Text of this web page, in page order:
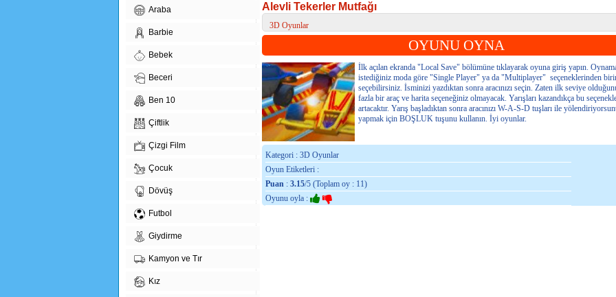
Araba
Barbie
Bebek
Beceri
Ben 10
Çiftlik
Çizgi Film
Çocuk
Dövüş
Futbol
Giydirme
Kamyon ve Tır
Kız
Alevli Tekerler Mutfağı
3D Oyunlar
OYUNU OYNA
İlk açılan ekranda "Local Save" bölümüne tıklayarak oyuna giriş yapın.
istediğiniz moda göre "Single Player" ya da "Multiplayer" seçeneklerinden
seçebilirsiniz. İsminizi yazdıktan sonra aracınızı seçin. Zaten ilk seviye
fazla bir araç ve harita seçeneğiniz olmayacak. Yarışları kazandıkça bu
artacaktır. Yarış başladıktan sonra aracınızı W-A-S-D tuşları ile
yapmak için BOŞLUK tuşunu kullanın. İyi oyunlar.
Kategori : 3D Oyunlar
Oyun Etiketleri :
Puan : 3.15/5 (Toplam oy : 11)
Oyunu oyla :